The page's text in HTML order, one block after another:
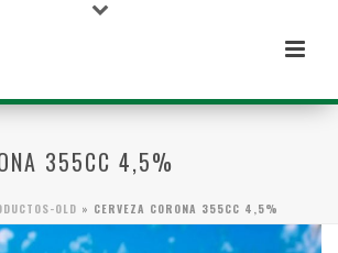
355CC 4,5%
OLD » CERVEZA CORONA 355CC 4,5%